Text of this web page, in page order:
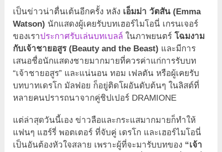
เป็นข่าวน่าตื่นเต้นอีกครั้ง หลัง เอ็มม่า วัตสัน (Emma
Watson) นักแสดงผู้เคยรับบทเฮอร์ไมโอนี่ เกรนเจอร์
ของเราประกาศรับเล่นบทเบลล์ ในภาพยนตร์ โฉมงาม
กับเจ้าชายอสูร (Beauty and the Beast) และมีการ
เสนอชื่อนักแสดงชายมากมายที่ควรค่าแก่การรับบท
“เจ้าชายอสูร” และแน่นอน ทอม เฟลตัน หรือผู้เคยรับ
บทบาทเดรโก มัลฟอย ก็อยู่ติดโผอันดับต้นๆ ในลิสต์ที่
หลายคนปรารถนาจากคู่ชิปเปอร์ DRAMIONE
แต่ล่าสุดวันนี้เอง ข่าวลือและกระแสมากมายก็ทำให้
แฟนๆ แฮร์รี่ พอตเตอร์ ที่จับคู่ เดรโก และเฮอร์ไมโอนี่
เป็นอันต้องหัวใจสลาย เพราะผู้ที่จะมารับบทของ “เจ้า